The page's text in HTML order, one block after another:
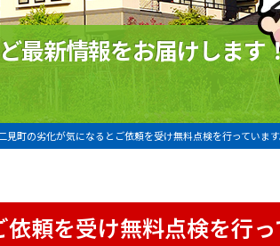
最新情報をお届けします
見町の劣化が気になるとご依頼を受け無料点検を行っています
頼を受け無料点検を行っ